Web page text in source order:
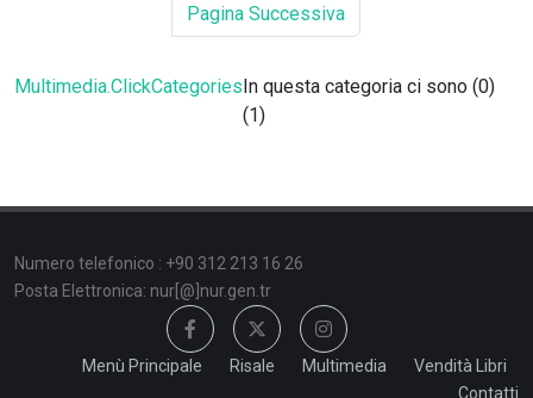
Pagina Successiva
Multimedia.ClickCategoriesIn questa categoria ci sono (0)
(1)
Numero telefonico : +90 312 213 16 26
Posta Elettronica: nur[@]nur.gen.tr
Menù Principale Risale Multimedia
Vendità Libri
Contatti